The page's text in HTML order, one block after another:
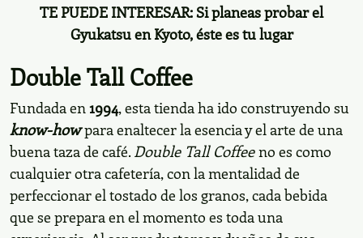
TE PUEDE INTERESAR:Si planeas probar el
Gyukatsu en Kyoto, éste es tu lugar
Double Tall Coffee
Fundada en 1994, esta tienda ha ido construyendo su
know-howpara enaltecer la esencia y el arte de una
buena taza de café. Double Tall Coffeeno es como
cualquier otra cafetería, con la mentalidad de
perfeccionar el tostado de los granos, cada bebida
que se prepara en el momento es toda una